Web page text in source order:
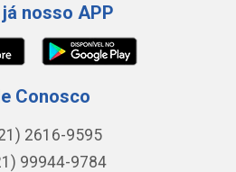
nosso APP
Conosco
2616-9595
99944-9784